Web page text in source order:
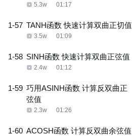
5.3w 01:17
1-57 TANH函数 快速计算双曲正切值
3.5w 01:09
1-58 SINH函数 快速计算双曲正弦值
2.4w 01:12
1-59 巧用ASINH函数 计算反双曲正
弦值
2.3w 01:26
1-60 ACOSH函数 计算反双曲余弦值